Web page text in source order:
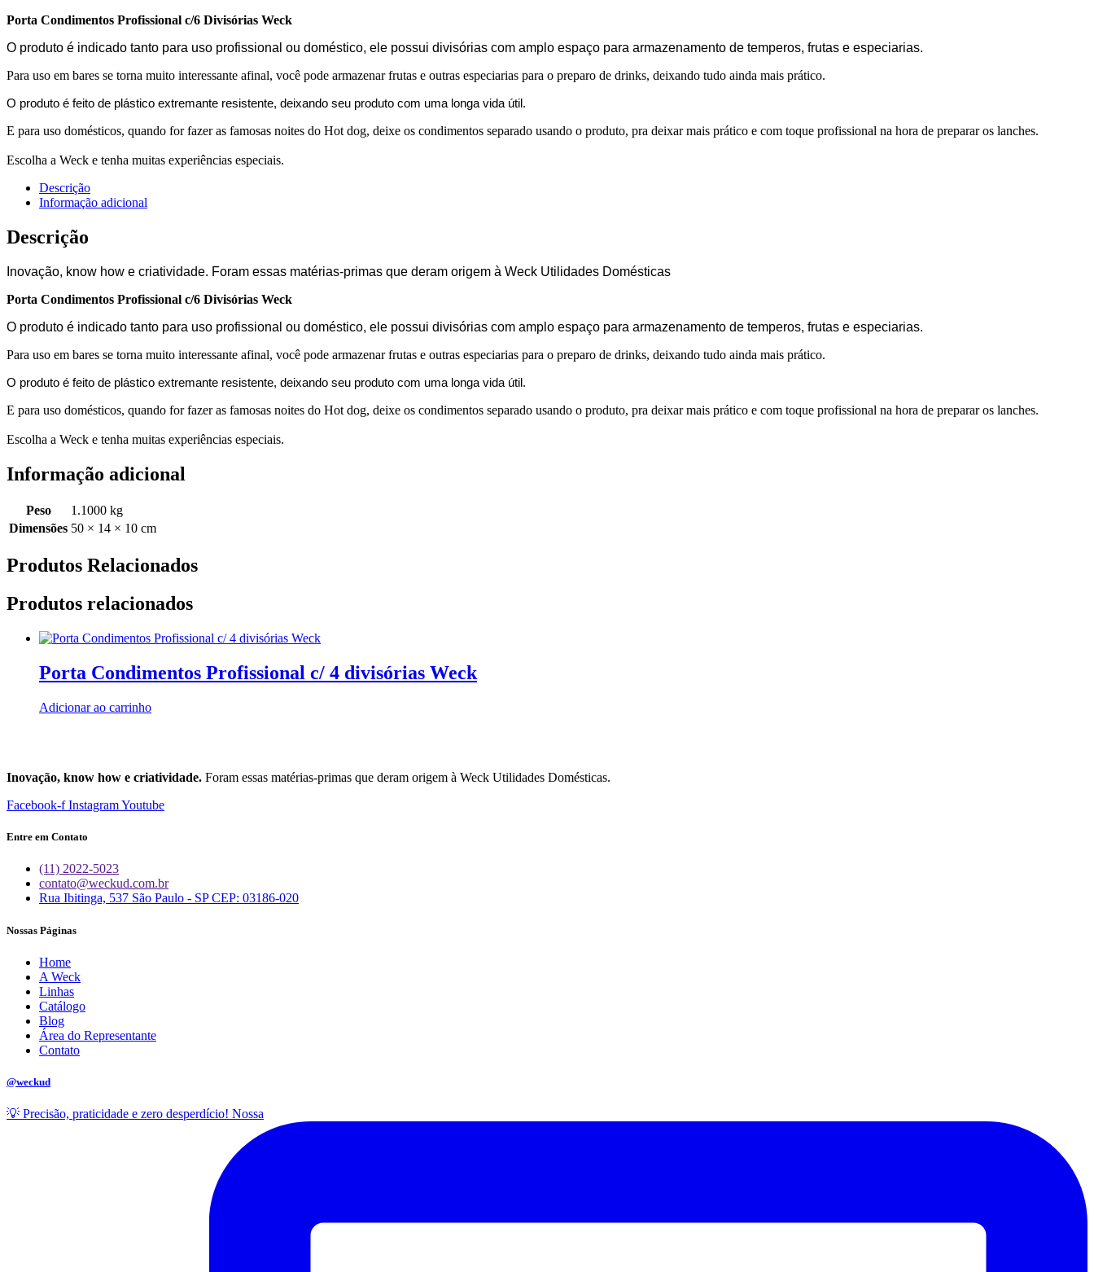
Porta Condimentos Profissional c/6 Divisórias Weck
O produto é indicado tanto para uso profissional ou doméstico, ele possui divisórias com amplo espaço para armazenamento de temperos, frutas e especiarias.
Para uso em bares se torna muito interessante afinal, você pode armazenar frutas e outras especiarias para o preparo de drinks, deixando tudo ainda mais prático.
O produto é feito de plástico extremante resistente, deixando seu produto com uma longa vida útil.
E para uso domésticos, quando for fazer as famosas noites do Hot dog, deixe os condimentos separado usando o produto, pra deixar mais prático e com toque profissional na hora de preparar os lanches.
Escolha a Weck e tenha muitas experiências especiais.
Descrição
Informação adicional
Descrição
Inovação, know how e criatividade. Foram essas matérias-primas que deram origem à Weck Utilidades Domésticas
Porta Condimentos Profissional c/6 Divisórias Weck
O produto é indicado tanto para uso profissional ou doméstico, ele possui divisórias com amplo espaço para armazenamento de temperos, frutas e especiarias.
Para uso em bares se torna muito interessante afinal, você pode armazenar frutas e outras especiarias para o preparo de drinks, deixando tudo ainda mais prático.
O produto é feito de plástico extremante resistente, deixando seu produto com uma longa vida útil.
E para uso domésticos, quando for fazer as famosas noites do Hot dog, deixe os condimentos separado usando o produto, pra deixar mais prático e com toque profissional na hora de preparar os lanches.
Escolha a Weck e tenha muitas experiências especiais.
Informação adicional
Peso
1.1000 kg
Dimensões 50 × 14 × 10 cm
Produtos Relacionados
Produtos relacionados
Porta Condimentos Profissional c/ 4 divisórias Weck
Adicionar ao carrinho
Inovação, know how e criatividade. Foram essas matérias-primas que deram origem à Weck Utilidades Domésticas.
Facebook-f InstagramYoutube
Entre em Contato
(11) 2022-5023
contato@weckud.com.br
Rua Ibitinga, 537 São Paulo - SP CEP: 03186-020
Nossas Páginas
Home
A Weck
Linhas
Catálogo
Blog
Área do Representante
Contato
@weckud
💡 Precisão, praticidade e zero desperdício! Nossa